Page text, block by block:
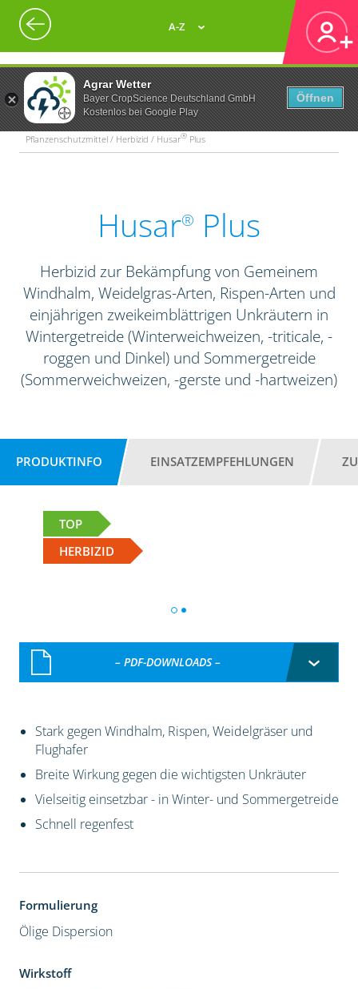
Agrar Wetter
Bayer CropScience Deutschland GmbH
Kostenlos bei Google Play
Öffnen
A-Z
Pflanzenschutzmittel / Herbizid / Husar® Plus
Husar® Plus
Herbizid zur Bekämpfung von Gemeinem
Windhalm, Weidelgras-Arten, Rispen-Arten und
einjährigen zweikeimblättrigen Unkräutern in
Wintergetreide (Winterweichweizen, -triticale, -
roggen und Dinkel) und Sommergetreide
(Sommerweichweizen, -gerste und -hartweizen)
PRODUKTINFO EINSATZEMPFEHLUNGEN
TOP
HERBIZID
– PDF-DOWNLOADS –
Stark gegen Windhalm, Rispen, Weidelgräser und
Flughafer
Breite Wirkung gegen die wichtigsten Unkräuter
Vielseitig einsetzbar - in Winter- und Sommergetreide
Schnell regenfest
Formulierung
Ölige Dispersion
Wirkstoff